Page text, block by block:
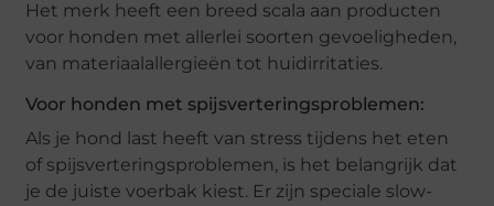
Het merk heeft een breed scala aan producten
voor honden met allerlei soorten gevoeligheden,
van materiaalallergieën tot huidirritaties.
Voor honden met spijsverteringsproblemen:
Als je hond last heeft van stress tijdens het eten
of spijsverteringsproblemen, is het belangrijk dat
je de juiste voerbak kiest. Er zijn speciale slow-